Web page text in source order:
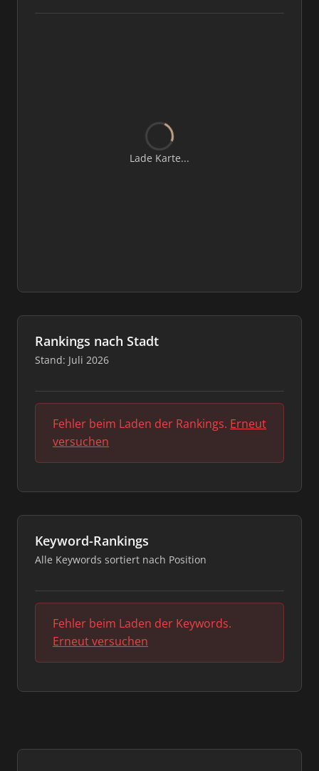
Lade Karte...
Rankings nach Stadt
Stand: Juli 2026
Fehler beim Laden der Rankings. Erneut
versuchen
Keyword-Rankings
Alle Keywords sortiert nach Position
Fehler beim Laden der Keywords.
Erneut versuchen